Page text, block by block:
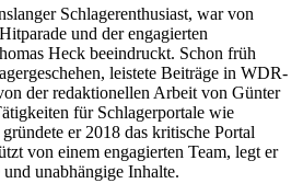
Schlagerenthusiast, war von
und der engagierten
Heck beeindruckt. Schon früh
leistete Beiträge in WDR-
der redaktionellen Arbeit von Günter
für Schlagerportale wie
er 2018 das kritische Portal
von einem engagierten Team, legt er
unabhängige Inhalte.